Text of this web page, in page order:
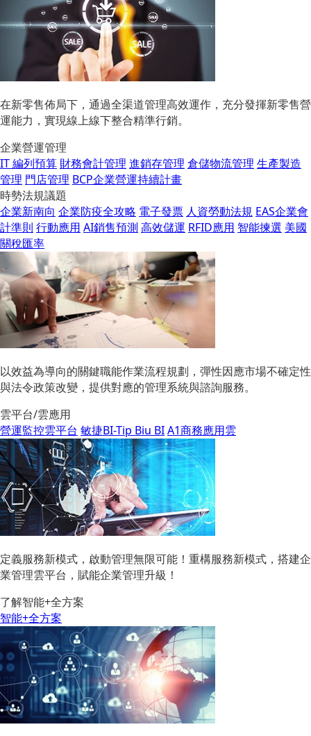
在新零售佈局下，通過全渠道管理高效運作，充分發揮新零售營
運能力，實現線上線下整合精準行銷。
企業營運管理
IT 編列預算 財務會計管理 進銷存管理 倉儲物流管理 生產製造
管理 門店管理 BCP企業營運持續計畫
時勢法規議題
企業新南向 企業防疫全攻略 電子發票 人資勞動法規 EAS企業會
計準則 行動應用 AI銷售預測 高效儲運 RFID應用 智能揀選 美國
關稅匯率
以效益為導向的關鍵職能作業流程規劃，彈性因應市場不確定性
與法令政策改變，提供對應的管理系統與諮詢服務。
雲平台/雲應用
營運監控雲平台 敏捷BI-Tip Biu BIA1商務應用雲
定義服務新模式，啟動管理無限可能！重構服務新模式，搭建企
業管理雲平台，賦能企業管理升級！
了解智能+全方案
智能+全方案